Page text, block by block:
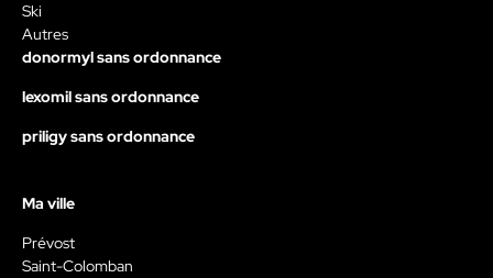
Ski
Autres
donormyl sans ordonnance
lexomil sans ordonnance
priligy sans ordonnance
Ma ville
Prévost
Saint-Colomban